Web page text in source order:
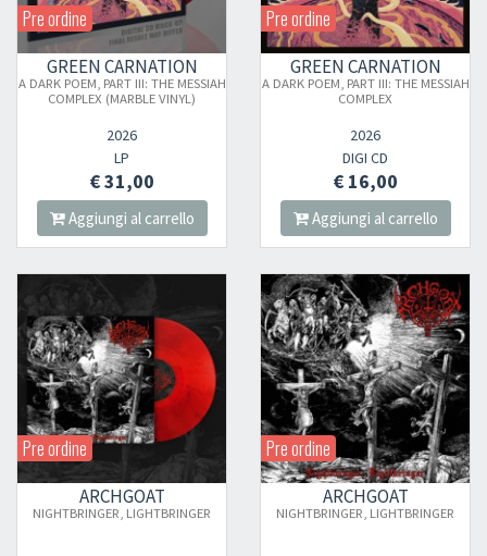
Pre ordine
GREEN CARNATION
A DARK POEM, PART III: THE MESSIAH
COMPLEX (MARBLE VINYL)
2026
LP
€ 31,00
Aggiungi al carrello
Pre ordine
GREEN CARNATION
A DARK POEM, PART III: THE MESSIAH
COMPLEX
2026
DIGI CD
€ 16,00
Aggiungi al carrello
Pre ordine
ARCHGOAT
NIGHTBRINGER, LIGHTBRINGER
Pre ordine
ARCHGOAT
NIGHTBRINGER, LIGHTBRINGER